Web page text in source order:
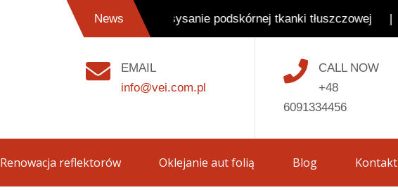
News
Odsysanie podskórnej tkanki tłuszczowej |
EMAIL
info@vei.com.pl
CALL NOW
+48
6091334456
Renowacja reflektorów Oklejanie aut folią Blog Kontakt